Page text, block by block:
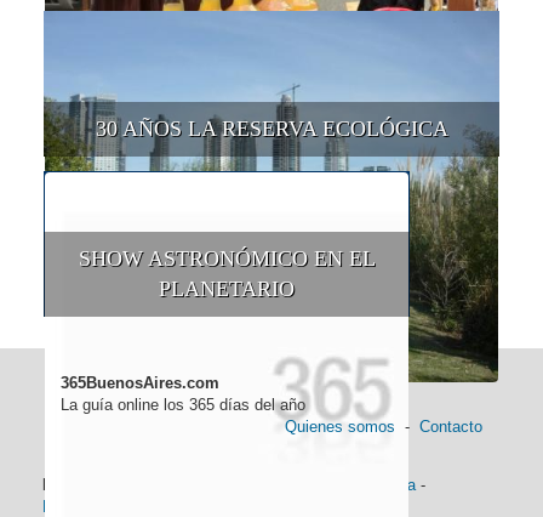
30 AÑOS LA RESERVA ECOLÓGICA
SHOW ASTRONÓMICO EN EL
PLANETARIO
365BuenosAires.com
La guía online los 365 días del año
Quienes somos - Contacto
Información general: Historia -
Distancias